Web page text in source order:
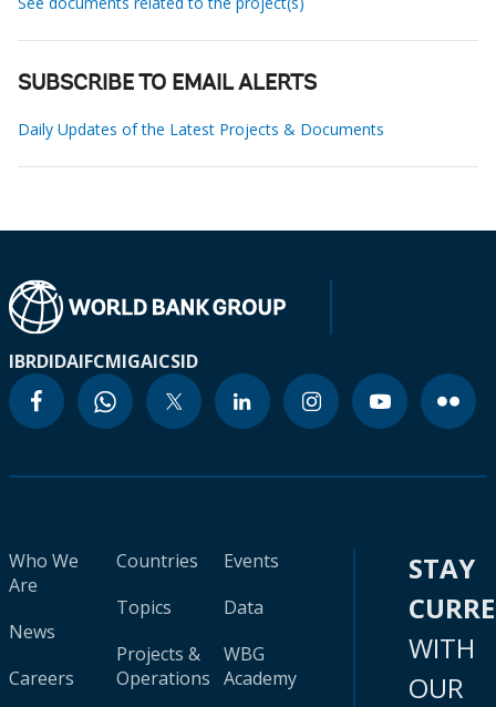
SUBSCRIBE TO EMAIL ALERTS
Daily Updates of the Latest Projects & Documents
IBRDIDAIFCMIGAICSID
Who We
Are
News
Careers
Countries
Topics
Projects &
Operations
Events
Data
WBG
Academy
STAY
WITH
OUR